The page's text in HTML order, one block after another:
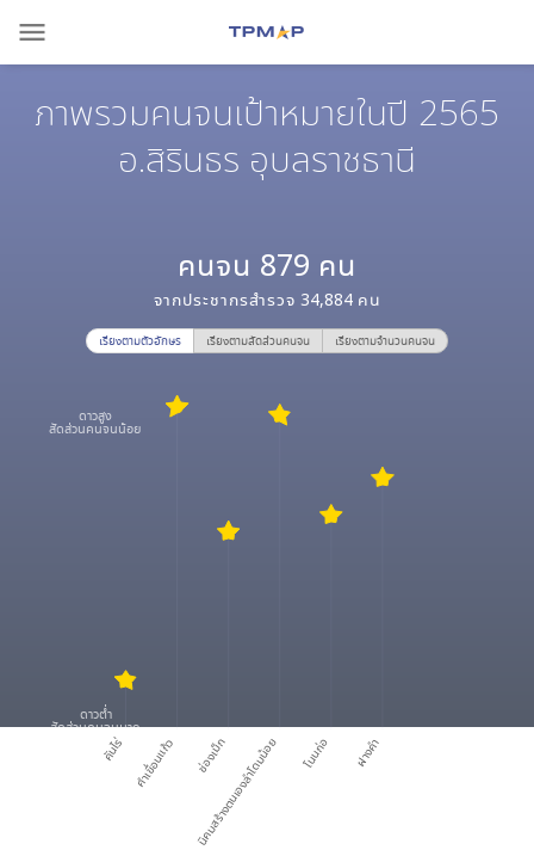
menu
ภาพรวมคนจนเป้าหมายในปี 2565
อ.สิรินธร อุบลราชธานี
คนจน 879 คน
จากประชากรสำรวจ 34,884 คน
เรียงตามตัวอักษร เรียงตามสัดส่วนคนจน เรียงตามจำนวนคนจน
คันไร่ คำเขื่อนแก้ว ช่องเม็ก
นิคมสร้างตนเองลำโดมน้อย โนนก่อ ฝางคำ
ดาวสูง
สัดส่วนคนจนน้อย
ดาวต่ำ
สัดส่วนคนจนมาก